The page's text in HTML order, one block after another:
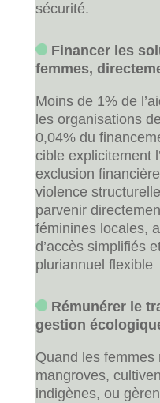
sécurité.
Financer les
femmes,
Moins de 1% de
les organisations
0,04% du
cible explicitement
exclusion
violence
parvenir
féminines locales,
d’accès simplifiés
pluriannuel flexible
Rémunérer le
gestion
Quand les femmes
mangroves,
indigènes, ou